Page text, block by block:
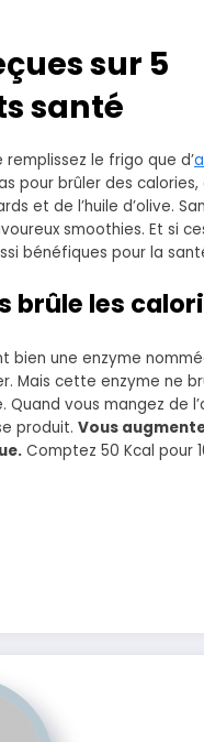
sur 5
santé
le frigo que d’
pour brûler des
et de l’huile d’olive.
smoothies. Et si
bénéfiques pour la
brûle les
bien une enzyme
Mais cette enzyme ne
Quand vous mangez de
produit. Vous
Comptez 50 Kcal pour